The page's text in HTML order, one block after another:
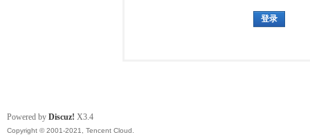
登录
Powered by Discuz! X3.4
Copyright © 2001-2021, Tencent Cloud.